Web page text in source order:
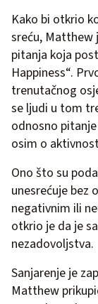
Kako bi otkrio
sreću, Matthew
pitanja koja
Happiness“.
trenutačnog
se ljudi u tom
odnosno
osim o
Ono što su
unesrećuje bez
negativnim ili
otkrio je da je
nezadovoljstva.
Sanjarenje je
Matthew